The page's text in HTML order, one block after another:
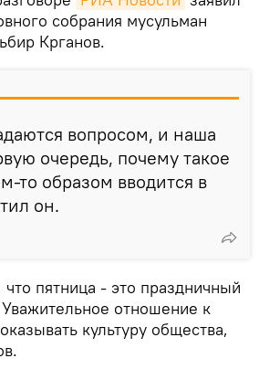
собрания мусульман
Крганов.
вопросом, и наша
очередь, почему такое
то образом вводится в
он.
пятница - это праздничный
отношение к
культуру общества,